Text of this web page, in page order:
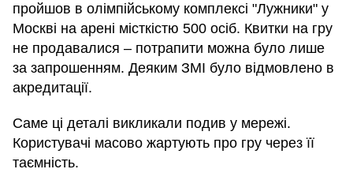
пройшов в олімпійському комплексі "Лужники" у
Москві на арені місткістю 500 осіб. Квитки на гру
не продавалися – потрапити можна було лише
за запрошенням. Деяким ЗМІ було відмовлено в
акредитації.
Саме ці деталі викликали подив у мережі.
Користувачі масово жартують про гру через її
таємність.